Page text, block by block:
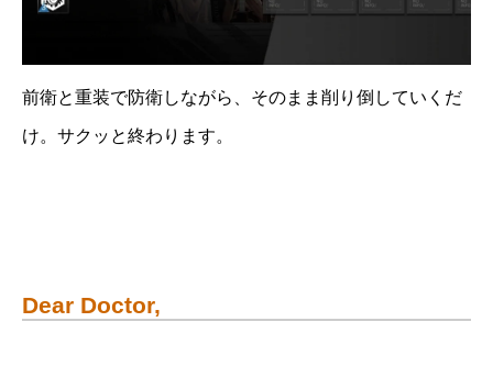
前衛と重装で防衛しながら、そのまま削り倒していくだ
け。サクッと終わります。
Dear Doctor,